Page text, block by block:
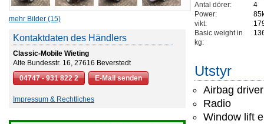
mehr Bilder (15)
Kontaktdaten des Händlers
Classic-Mobile Wieting
Alte Bundesstr. 16, 27616 Beverstedt
04747 - 931 822 2
E-Mail senden
Impressum & Rechtliches
Antal dörer:
4
Power:
vikt:
Basic weight in
kg:
Utstyr
Airbag driver
Radio
Window lift